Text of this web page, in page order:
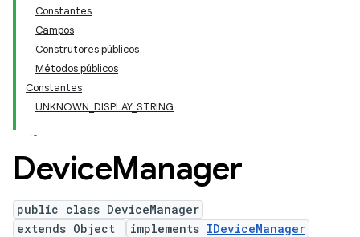
Constantes
Campos
Construtores públicos
Métodos públicos
Constantes
UNKNOWN_DISPLAY_STRING
DeviceManager
public class DeviceManager
extends Object
implements IDeviceManager